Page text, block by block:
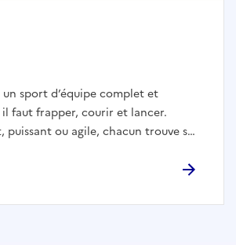
un sport d’équipe complet et
faut frapper, courir et lancer.
puissant ou agile, chacun trouve sa
que collectif. Alors toi aussi, prends-